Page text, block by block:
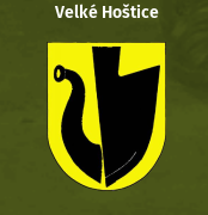
Velké Hoštice